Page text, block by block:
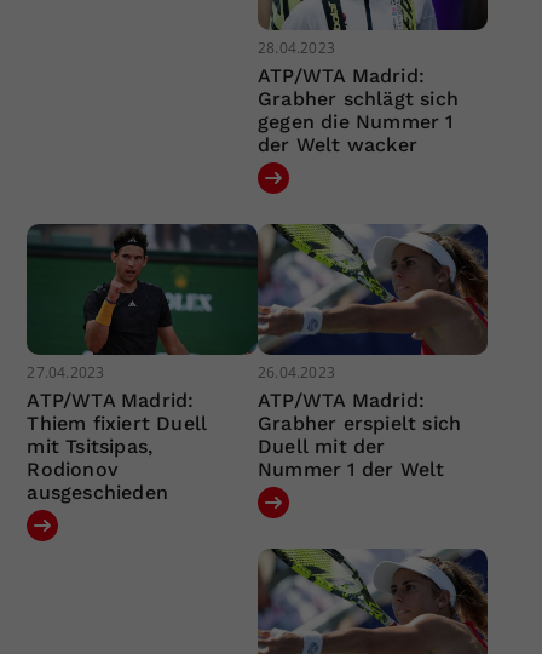
28.04.2023
ATP/WTA Madrid:
Grabher schlägt sich
gegen die Nummer 1
der Welt wacker
27.04.2023
ATP/WTA Madrid:
Thiem fixiert Duell
mit Tsitsipas,
Rodionov
ausgeschieden
26.04.2023
ATP/WTA Madrid:
Grabher erspielt sich
Duell mit der
Nummer 1 der Welt